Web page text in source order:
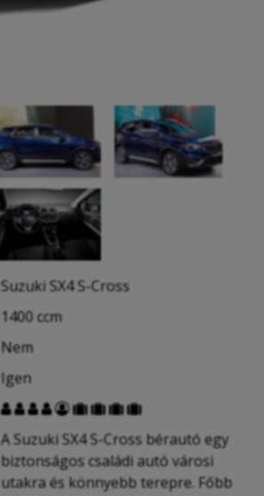
Suzuki SX4 S-Cross
1400 ccm
Nem
Igen
        
A Suzuki SX4 S-Cross bérautó egy
biztonságos családi autó városi
utakra és könnyebb terepre. Főbb